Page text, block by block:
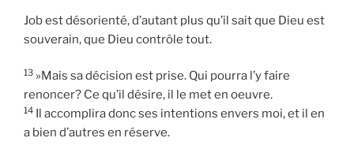
Job est désorienté, d’autant plus qu’il sait que Dieu est
souverain, que Dieu contrôle tout.
13 »Mais sa décision est prise. Qui pourra l’y faire
renoncer? Ce qu’il désire, il le met en oeuvre.
14
Il accomplira donc ses intentions envers moi, et il en
a bien d’autres en réserve.